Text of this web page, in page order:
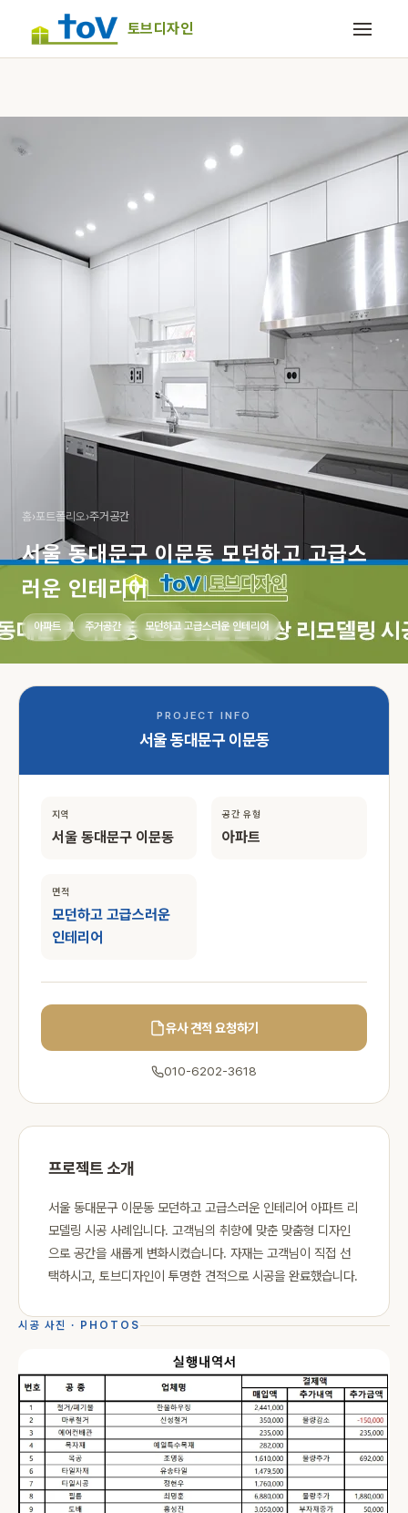
토브디자인
홈›포트폴리오›주거공간
서울 동대문구 이문동 모던하고 고급스
러운 인테리어
아파트 주거공간 모던하고 고급스러운 인테리어
PROJECT INFO
서울 동대문구 이문동
지역
서울 동대문구 이문동
공간 유형
아파트
면적
모던하고 고급스러운
인테리어
유사 견적 요청하기
010-6202-3618
프로젝트 소개
서울 동대문구 이문동 모던하고 고급스러운 인테리어 아파트 리
모델링 시공 사례입니다. 고객님의 취향에 맞춘 맞춤형 디자인
으로 공간을 새롭게 변화시켰습니다. 자재는 고객님이 직접 선
택하시고, 토브디자인이 투명한 견적으로 시공을 완료했습니다.
시공 사진 · PHOTOS